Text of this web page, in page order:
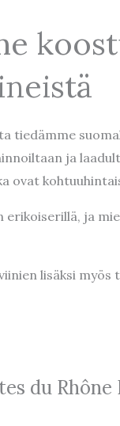
tiedämme
ja
ovat
erikoiserillä, ja
lisäksi myös
du Rhône